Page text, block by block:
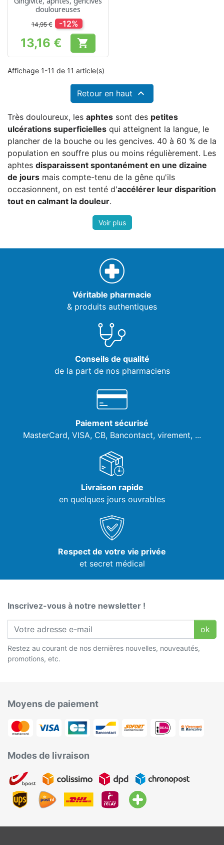
douloureuses
14,95 € -12%
Prix
13,16 € 
Affichage 1-11 de 11 article(s)
Retour en haut 
Très douloureux, les aphtes sont des petites
ulcérations superficielles qui atteignent la langue, le
plancher de la bouche ou les gencives. 40 à 60 % de la
population en souffre plus ou moins régulièrement. Les
aphtes disparaissent spontanément en une dizaine
de jours mais compte-tenu de la gêne qu'ils
occasionnent, on est tenté d'accélérer leur disparition
tout en calmant la douleur.
Véritable pharmacie
& produits authentiques
Conseils de qualité
de la part de nos pharmaciens
Paiement sécurisé
MasterCard, VISA, CB, Bancontact, virement, ...
Livraison rapide
en quelques jours ouvrables
Respect de votre vie privée
et secret médical
Inscrivez-vous à notre newsletter !
ok
Restez au courant de nos dernières nouvelles, nouveautés,
promotions, etc.
Moyens de paiement
Modes de livraison